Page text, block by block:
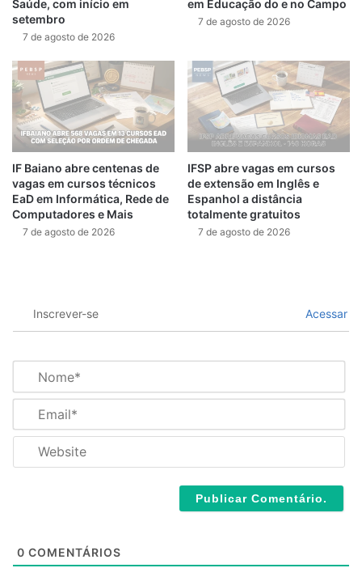
Saúde, com início em
setembro
7 de agosto de 2026
em Educação do e no Campo
7 de agosto de 2026
IF Baiano abre centenas de
vagas em cursos técnicos
EaD em Informática, Rede de
Computadores e Mais
7 de agosto de 2026
IFSP abre vagas em cursos
de extensão em Inglês e
Espanhol a distância
totalmente gratuitos
7 de agosto de 2026
Inscrever-se Acessar
m
*a
l
0 COMENTÁRIOS